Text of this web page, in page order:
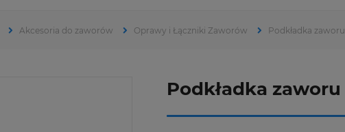
Akcesoria do zaworów Oprawy i Łączniki Zaworów Podkładka zaworu
Podkładka zaworu